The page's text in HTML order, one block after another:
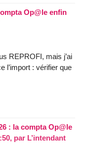
Op@le enfin
REPROFI, mais j’ai
l’import : vérifier que
: la compta Op@le
, par L’intendant